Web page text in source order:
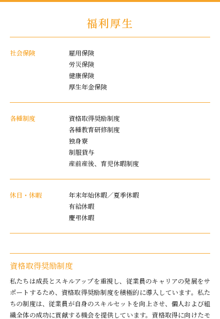
福利厚生
社会保険
雇用保険
労災保険
健康保険
厚生年金保険
各種制度
資格取得奨励制度
各種教育研修制度
独身寮
制服貸与
産前産後、育児休暇制度
休日・休暇
年末年始休暇／夏季休暇
有給休暇
慶弔休暇
資格取得奨励制度
私たちは成長とスキルアップを重視し、従業員のキャリアの発展をサ
ポートするため、資格取得奨励制度を積極的に導入しています。私た
ちの制度は、従業員が自身のスキルセットを向上させ、個人および組
織全体の成功に貢献する機会を提供しています。資格取得に向けたモ